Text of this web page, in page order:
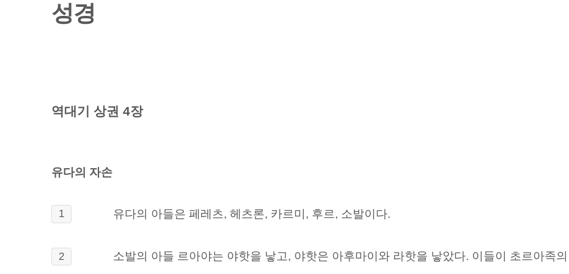
성경
역대기 상권 4장
유다의 자손
1 유다의 아들은 페레츠, 헤츠론, 카르미, 후르, 소발이다.
2 소발의 아들 르아야는 야핫을 낳고, 야핫은 아후마이와 라핫을 낳았다. 이들이 초르아족